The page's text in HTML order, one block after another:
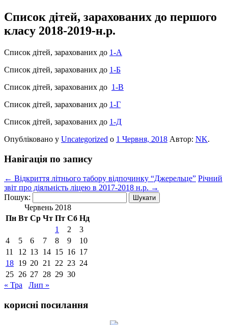
Список дітей, зарахованих до першого
класу 2018-2019-н.р.
Список дітей, зарахованих до 1-А
Список дітей, зарахованих до 1-Б
Список дітей, зарахованих до 1-В
Список дітей, зарахованих до 1-Г
Список дітей, зарахованих до 1-Д
Опубліковано у Uncategorized о 1 Червня, 2018 Автор: NK.
Навігація по запису
← Відкриття літнього табору відпочинку “Джерельце” Річний
звіт про діяльність ліцею в 2017-2018 н.р. →
Пошук:
Червень 2018
Пн Вт Ср Чт Пт Сб Нд
1
2
3
4
5 6 7 8 9
10
11
12 13 14 15 16 17
18 19 20 21 22 23 24
25 26 27 28 29 30
« Тра
Лип »
корисні посилання